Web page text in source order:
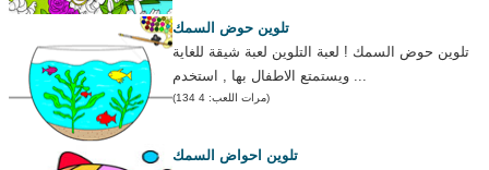
تلوين حوض السمك
تلوين حوض السمك ! لعبة التلوين لعبة شيقة للغاية
ويستمتع الاطفال بها , استخدم ...
(مرات اللعب: 4 134)
تلوين احواض السمك